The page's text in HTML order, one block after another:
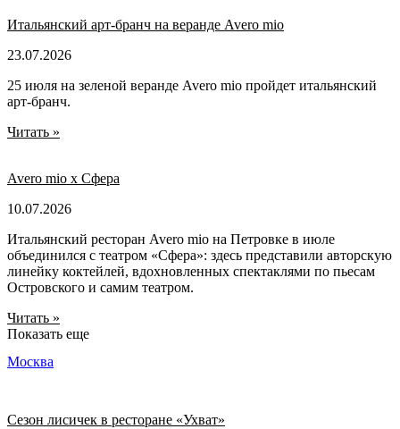
Итальянский арт-бранч на веранде Avero mio
23.07.2026
25 июля на зеленой веранде Avero mio пройдет итальянский
арт-бранч.
Читать »
Avero mio x Сфера
10.07.2026
Итальянский ресторан Avero mio на Петровке в июле
объединился с театром «Сфера»: здесь представили авторскую
линейку коктейлей, вдохновленных спектаклями по пьесам
Островского и самим театром.
Читать »
Показать еще
Москва
Сезон лисичек в ресторане «Ухват»